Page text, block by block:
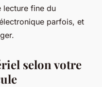
lecture fine du
parfois, et
selon votre